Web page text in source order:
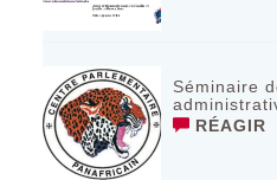
Séminaire
RÉAGIR